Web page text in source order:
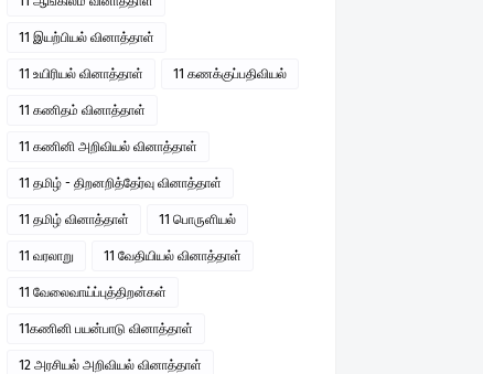
11 இயற்பியல் வினாத்தாள்
11 உயிரியல் வினாத்தாள் 11 கணக்குப்பதிவியல்
11 கணிதம் வினாத்தாள்
11 கணினி அறிவியல் வினாத்தாள்
11 தமிழ் - திறனறித்தேர்வு வினாத்தாள்
11 தமிழ் வினாத்தாள் 11 பொருளியல்
11 வரலாறு 11 வேதியியல் வினாத்தாள்
11 வேலைவாய்ப்புத்திறன்கள்
11கணினி பயன்பாடு வினாத்தாள்
12 அரசியல் அறிவியல் வினாத்தாள்